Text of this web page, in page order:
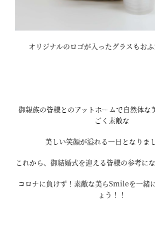
オリジナルのロゴが入ったグラスもお
御親族の皆様とのアットホームで自然体
ごく素敵な
美しい笑顔が溢れる一日となりま
これから、御結婚式を迎える皆様の参考に
コロナに負けず！素敵な美らSmileを一緒
ょう！！